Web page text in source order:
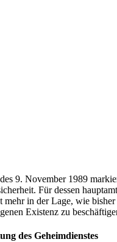
9. November 1989
Für dessen
in der Lage, wie
Existenz zu
des Geheimdienstes